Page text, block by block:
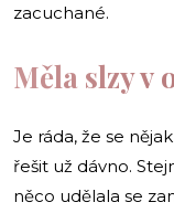
zacuchané.
Měla slzy v
Je ráda, že se
řešit už dávno.
něco udělala se